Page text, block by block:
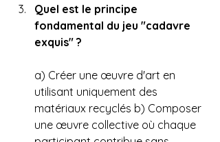
Quel est le principe
fondamental du jeu "cadavre
exquis" ?
a) Créer une œuvre d'art en
utilisant uniquement des
matériaux recyclés b) Composer
une œuvre collective où chaque